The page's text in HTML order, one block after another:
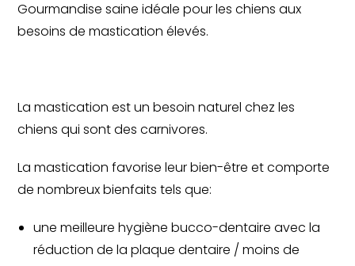
Gourmandise saine idéale pour les chiens aux
besoins de mastication élevés.
La mastication est un besoin naturel chez les
chiens qui sont des carnivores.
La mastication favorise leur bien-être et comporte
de nombreux bienfaits tels que:
une meilleure hygiène bucco-dentaire avec la
réduction de la plaque dentaire / moins de